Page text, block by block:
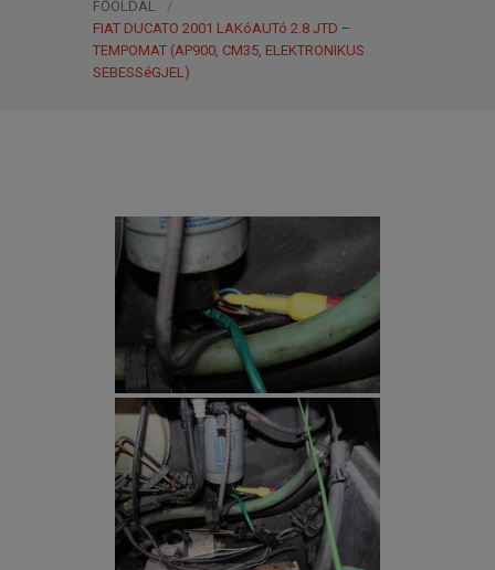
FŐOLDAL
/
FIAT DUCATO 2001 LAKóAUTó 2.8 JTD –
TEMPOMAT (AP900, CM35, ELEKTRONIKUS
SEBESSéGJEL)